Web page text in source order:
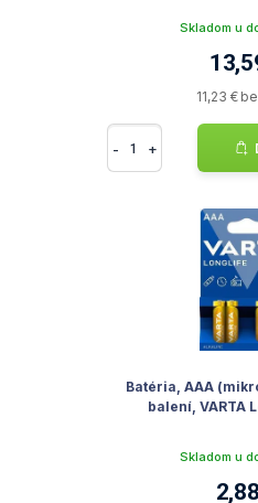
Skladom u
11,23 €
- +
Batéria, AAA
balení, VARTA
Skladom u